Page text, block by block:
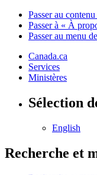
Passer au
Passer à « À
Passer au menu
Canada.ca
Services
Ministères
Sélection
English
Recherche et